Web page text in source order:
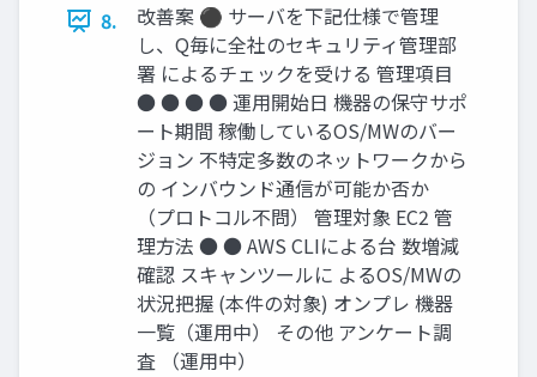
8.
改善案 ⚫ サーバを下記仕様で管理
し、Q毎に全社のセキュリティ管理部
署 によるチェックを受ける 管理項目
● ● ● ● 運用開始日 機器の保守サポ
ート期間 稼働しているOS/MWのバー
ジョン 不特定多数のネットワークから
の インバウンド通信が可能か否か
（プロトコル不問） 管理対象 EC2 管
理方法 ● ● AWS CLIによる台 数増減
確認 スキャンツールに よるOS/MWの
状況把握 (本件の対象) オンプレ 機器
一覧（運用中） その他 アンケート調
査 （運用中）